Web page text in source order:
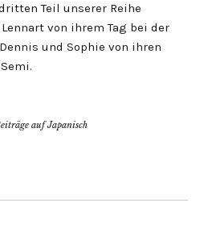
Teil unserer Reihe
von ihrem Tag bei der
und Sophie von ihren
auf Japanisch